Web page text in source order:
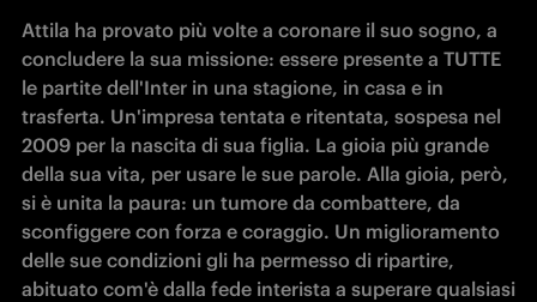
Attila ha provato più volte a coronare il suo sogno, a
concludere la sua missione: essere presente a TUTTE
le partite dell'Inter in una stagione, in casa e in
trasferta. Un'impresa tentata e ritentata, sospesa nel
2009 per la nascita di sua figlia. La gioia più grande
della sua vita, per usare le sue parole. Alla gioia, però,
si è unita la paura: un tumore da combattere, da
sconfiggere con forza e coraggio. Un miglioramento
delle sue condizioni gli ha permesso di ripartire,
abituato com'è dalla fede interista a superare qualsiasi